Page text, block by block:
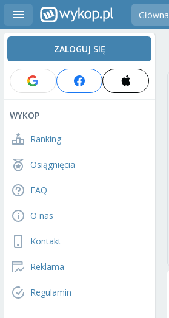
Główna
ZALOGUJ SIĘ
WYKOP
Ranking
Osiągnięcia
FAQ
O nas
Kontakt
Reklama
Regulamin